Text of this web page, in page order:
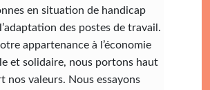
en situation de handicap
des postes de travail.
appartenance à l’économie
et solidaire, nous portons haut
nos valeurs. Nous essayons